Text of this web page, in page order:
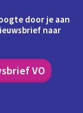
door je aan
naar
VO